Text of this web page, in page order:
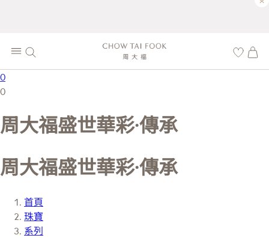
0
0
周大福盛世華彩·傳承
周大福盛世華彩·傳承
首頁
珠寶
系列